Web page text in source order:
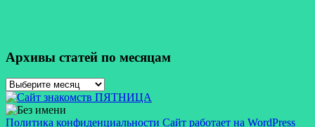
Архивы статей по месяцам
Архивы
статей
по
месяцам
Политика конфиденциальности Сайт работает на WordPress